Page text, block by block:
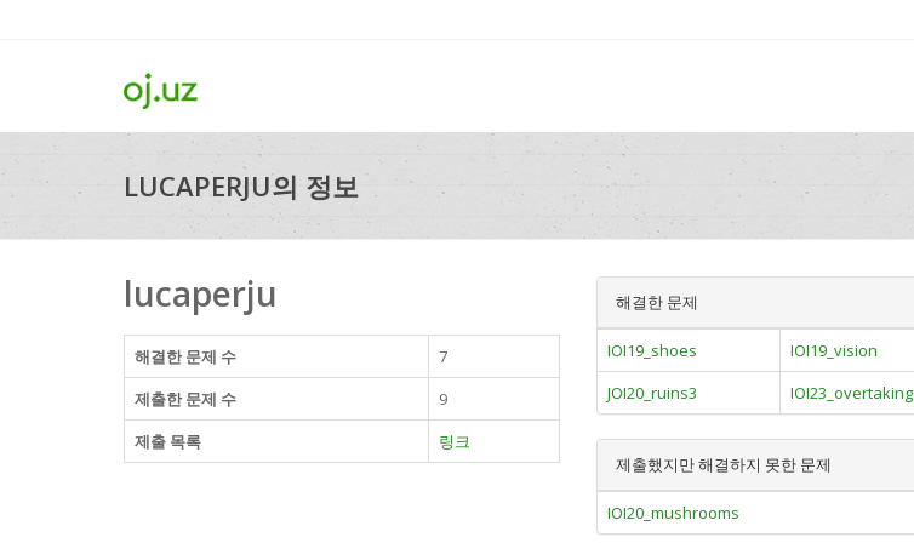
LUCAPERJU의 정보
lucaperju
해결한 문제 수
7
제출한 문제 수
9
제출 목록
링크
해결한 문제
IOI19_shoes IOI19_vision
JOI20_ruins3
IOI23_overtaking
제출했지만 해결하지 못한 문제
IOI20_mushrooms